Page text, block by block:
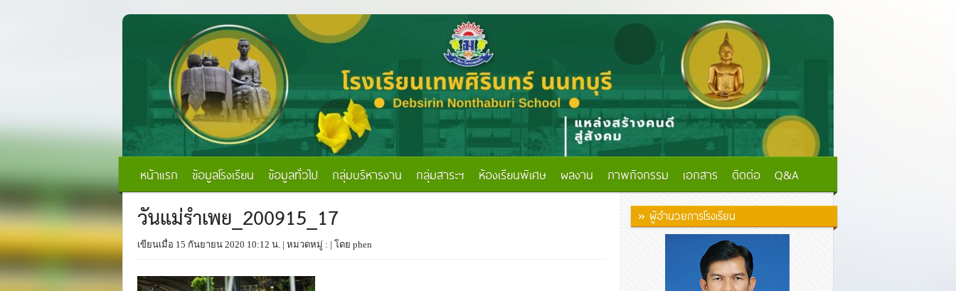
หน้าแรก ข้อมูลโรงเรียน ข้อมูลทั่วไป กลุ่มบริหารงาน กลุ่มสาระฯ ห้องเรียนพิเศษ ผลงาน ภาพกิจกรรม เอกสาร ติดต่อ Q&A
วันแม่รำเพย_200915_17
เขียนเมื่อ 15 กันยายน 2020 10:12 น. | หมวดหมู่ : | โดย phen
» ผู้อำนวยการโรงเรียน